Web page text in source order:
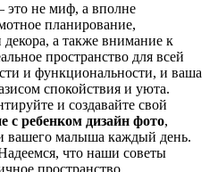
это не миф, а вполне
планирование,
а также внимание к
пространство для всей
и функциональности, и ваша
спокойствия и уюта.
и создавайте свой
с ребенком дизайн фото,
вашего малыша каждый день.
что наши советы
пространство.